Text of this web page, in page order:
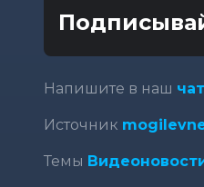
Напишите в наш
Источник
Темы